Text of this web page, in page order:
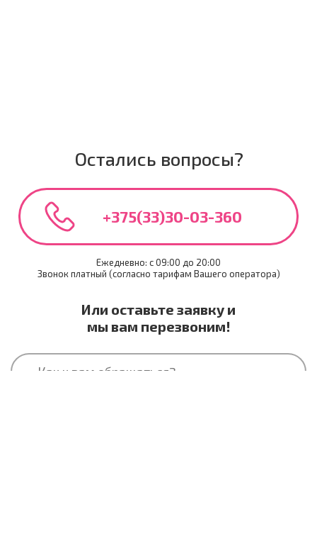
Остались вопросы?
+375(33)30-03-360
Ежедневно: c 09:00 до 20:00
Звонок платный (согласно тарифам Вашего оператора)
Или оставьте заявку и
мы вам перезвоним!